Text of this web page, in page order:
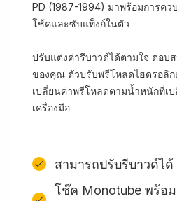
PD (1987-1994) มาพร้อมการค
โช้คและซับแท็งก์ในตัว
ปรับแต่งค่ารีบาวด์ได้ตามใจ ตอบ
ของคุณ ตัวปรับพรีโหลดไฮดรอลิ
เปลี่ยนค่าพรีโหลดตามน้ำหนักที่เ
เครื่องมือ
สามารถปรับรีบาวด์ได้
โช๊ค Monotube พร้อ